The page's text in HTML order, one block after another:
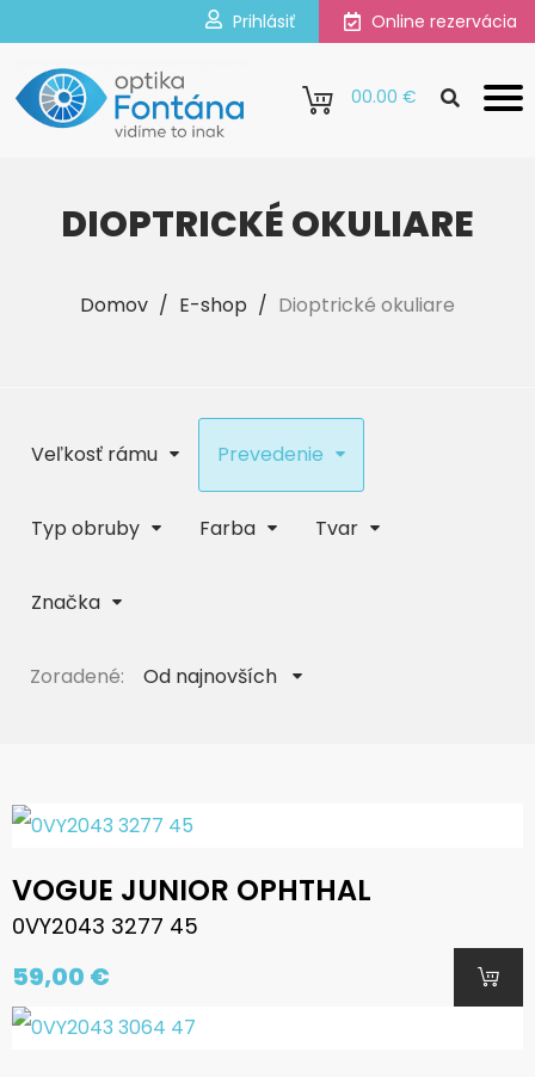
Prihlásiť Online rezervácia
00.00 €
DIOPTRICKÉ OKULIARE
Domov / E-shop / Dioptrické okuliare
Veľkosť rámu Prevedenie
Typ obruby Farba Tvar
Značka
Zoradené: Od najnovších
VOGUE JUNIOR OPHTHAL
0VY2043 3277 45
59,00 €